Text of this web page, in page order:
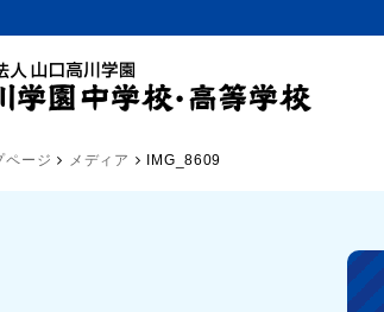
ページ メディア IMG_8609